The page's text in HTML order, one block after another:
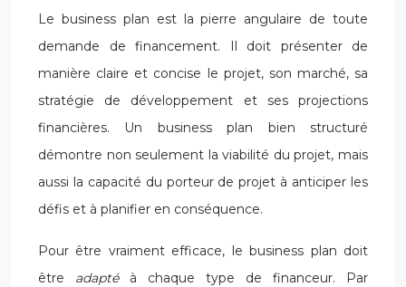
Le business plan est la pierre angulaire de toute
demande de financement. Il doit présenter de
manière claire et concise le projet, son marché, sa
stratégie de développement et ses projections
financières. Un business plan bien structuré
démontre non seulement la viabilité du projet, mais
aussi la capacité du porteur de projet à anticiper les
défis et à planifier en conséquence.
Pour être vraiment efficace, le business plan doit
être adapté à chaque type de financeur. Par